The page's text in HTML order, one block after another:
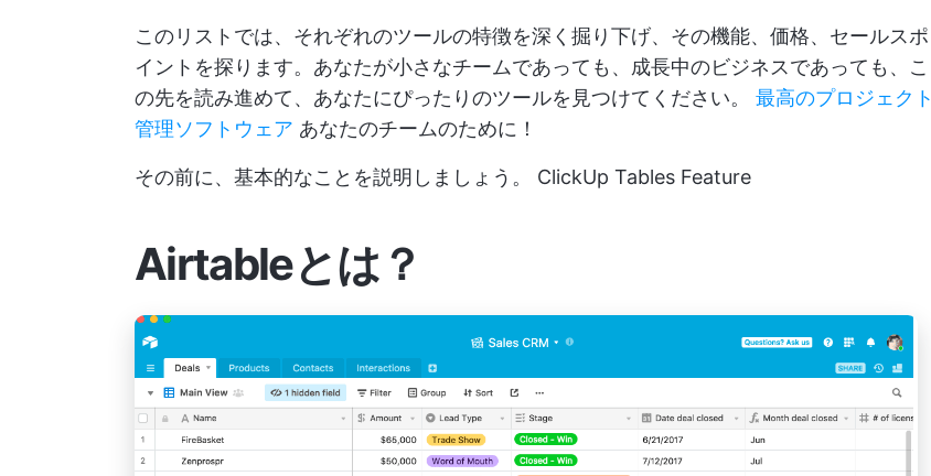
このリストでは、それぞれのツールの特徴を深く掘り下げ、その機能、価格、セールスポ
イントを探ります。あなたが小さなチームであっても、成長中のビジネスであっても、こ
の先を読み進めて、あなたにぴったりのツールを見つけてください。 最高のプロジェクト
管理ソフトウェア あなたのチームのために！
その前に、基本的なことを説明しましょう。 ClickUp Tables Feature
Airtableとは？